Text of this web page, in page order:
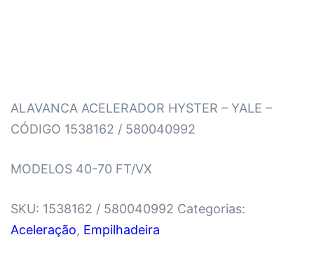
ALAVANCA ACELERADOR HYSTER – YALE –
CÓDIGO 1538162 / 580040992
MODELOS 40-70 FT/VX
SKU: 1538162 / 580040992 Categorias:
Aceleração, Empilhadeira